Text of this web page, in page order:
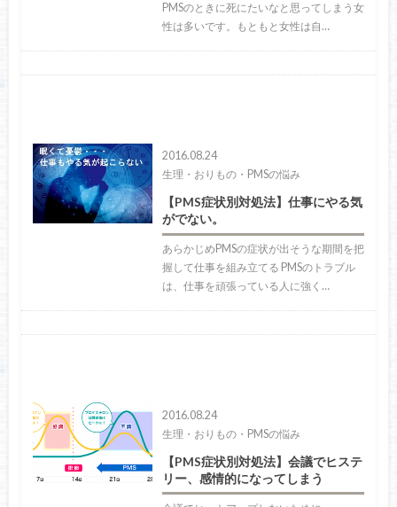
PMSのときに死にたいなと思ってしまう女
性は多いです。もともと女性は自…
2016.08.24
生理・おりもの・PMSの悩み
【PMS症状別対処法】仕事にやる気
がでない。
あらかじめPMSの症状が出そうな期間を把
握して仕事を組み立てる PMSのトラブル
は、仕事を頑張っている人に強く…
2016.08.24
生理・おりもの・PMSの悩み
【PMS症状別対処法】会議でヒステ
リー、感情的になってしまう